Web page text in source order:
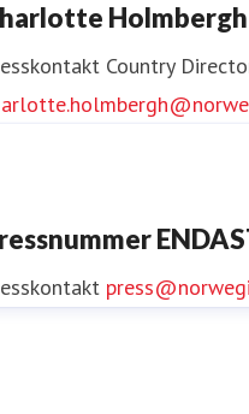
Holmbergh
Country